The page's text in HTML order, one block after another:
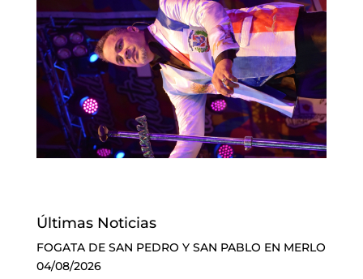
Últimas Noticias
FOGATA DE SAN PEDRO Y SAN PABLO EN MERLO
04/08/2026